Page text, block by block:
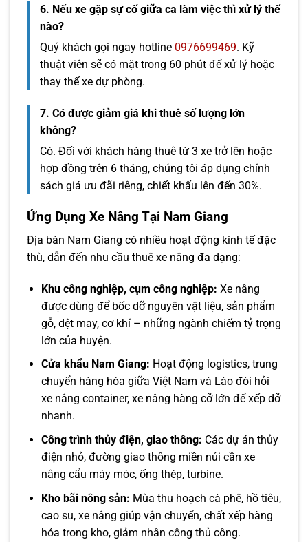
6. Nếu xe gặp sự cố giữa ca làm việc thì xử lý thế
nào?
Quý khách gọi ngay hotline 0976699469. Kỹ
thuật viên sẽ có mặt trong 60 phút để xử lý hoặc
thay thế xe dự phòng.
7. Có được giảm giá khi thuê số lượng lớn
không?
Có. Đối với khách hàng thuê từ 3 xe trở lên hoặc
hợp đồng trên 6 tháng, chúng tôi áp dụng chính
sách giá ưu đãi riêng, chiết khấu lên đến 30%.
Ứng Dụng Xe Nâng Tại Nam Giang
Địa bàn Nam Giang có nhiều hoạt động kinh tế đặc
thù, dẫn đến nhu cầu thuê xe nâng đa dạng:
Khu công nghiệp, cụm công nghiệp: Xe nâng
được dùng để bốc dỡ nguyên vật liệu, sản phẩm
gỗ, dệt may, cơ khí – những ngành chiếm tỷ trọng
lớn của huyện.
Cửa khẩu Nam Giang: Hoạt động logistics, trung
chuyển hàng hóa giữa Việt Nam và Lào đòi hỏi
xe nâng container, xe nâng hàng cỡ lớn để xếp dỡ
nhanh.
Công trình thủy điện, giao thông: Các dự án thủy
điện nhỏ, đường giao thông miền núi cần xe
nâng cẩu máy móc, ống thép, turbine.
Kho bãi nông sản: Mùa thu hoạch cà phê, hồ tiêu,
cao su, xe nâng giúp vận chuyển, chất xếp hàng
hóa trong kho, giảm nhân công thủ công.